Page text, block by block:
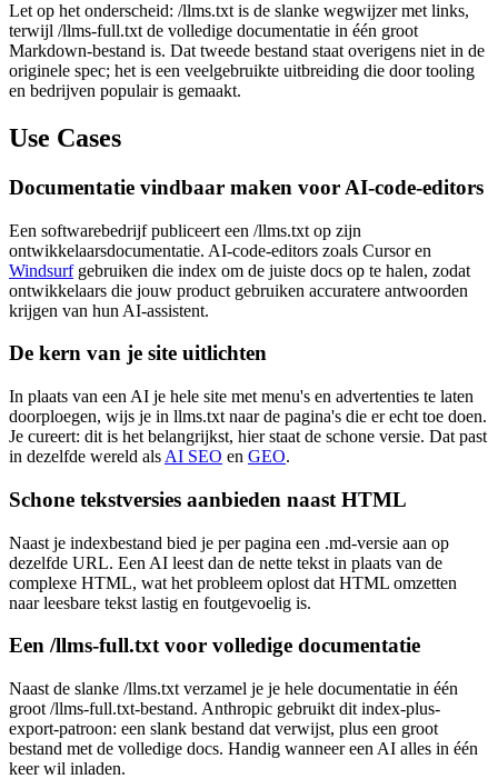
Let op het onderscheid: /llms.txt is de slanke wegwijzer met links,
terwijl /llms-full.txt de volledige documentatie in één groot
Markdown-bestand is. Dat tweede bestand staat overigens niet in de
originele spec; het is een veelgebruikte uitbreiding die door tooling
en bedrijven populair is gemaakt.
Use Cases
Documentatie vindbaar maken voor AI-code-editors
Een softwarebedrijf publiceert een /llms.txt op zijn
ontwikkelaarsdocumentatie. AI-code-editors zoals Cursor en
Windsurfgebruiken die index om de juiste docs op te halen, zodat
ontwikkelaars die jouw product gebruiken accuratere antwoorden
krijgen van hun AI-assistent.
De kern van je site uitlichten
In plaats van een AI je hele site met menu's en advertenties te laten
doorploegen, wijs je in llms.txt naar de pagina's die er echt toe doen.
Je cureert: dit is het belangrijkst, hier staat de schone versie. Dat past
in dezelfde wereld als AI SEO en GEO.
Schone tekstversies aanbieden naast HTML
Naast je indexbestand bied je per pagina een .md-versie aan op
dezelfde URL. Een AI leest dan de nette tekst in plaats van de
complexe HTML, wat het probleem oplost dat HTML omzetten
naar leesbare tekst lastig en foutgevoelig is.
Een /llms-full.txt voor volledige documentatie
Naast de slanke /llms.txt verzamel je je hele documentatie in één
groot /llms-full.txt-bestand. Anthropic gebruikt dit index-plus-
export-patroon: een slank bestand dat verwijst, plus een groot
bestand met de volledige docs. Handig wanneer een AI alles in één
keer wil inladen.